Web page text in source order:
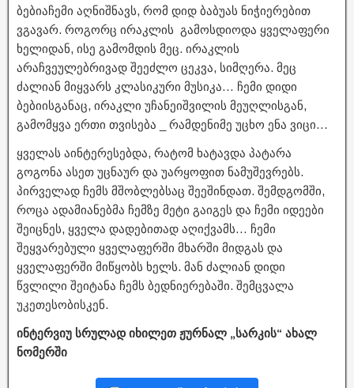
ბებიაჩემი აღნიშნავს, რომ დიდ ბაბუას ნიჭიერებით
ვგავარ. როგორც ირაკლის გამოსდიოდა ყველაფერი
ხელიდან, ისე გამომდის მეც. ირაკლის
არაჩვეულებრივად შეეძლო ცეკვა, სიმღერა. მეც
ძალიან მიყვარს კლასიკური მუსიკა… ჩემი დიდი
ბებიისგანაც, ირაკლი უჩანეიშვილის მეუღლისგან,
გამომყვა ერთი თვისება _ რამდენიმე უცხო ენა ვიცი…
ყველას აინტერესებდა, რატომ ხატავდა პატარა
გოგონა ასეთ უცნაურ და უარყოფით ნამუშევრებს.
პირველად ჩემს მშობლებსაც შეეშინდათ. შემდგომში,
როცა ადამიანებმა ჩემზე მეტი გაიგეს და ჩემი იდეები
შეიცნეს, ყველა დადებითად აღიქვამს… ჩემი
შეყვარებული ყველაფერში მხარში მიდგას და
ყველაფერში მიწყობს ხელს. მან ძალიან დიდი
წვლილი შეიტანა ჩემს ბედნიერებაში. შემცვალა
უკეთესობისკენ.
ინტერვიუ სრულად იხილეთ ჟურნალ „სარკის“ ახალ
ნომერში